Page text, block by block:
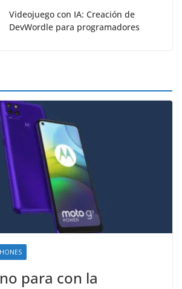
Videojuego con IA: Creación de
DevWordle para programadores
para con la